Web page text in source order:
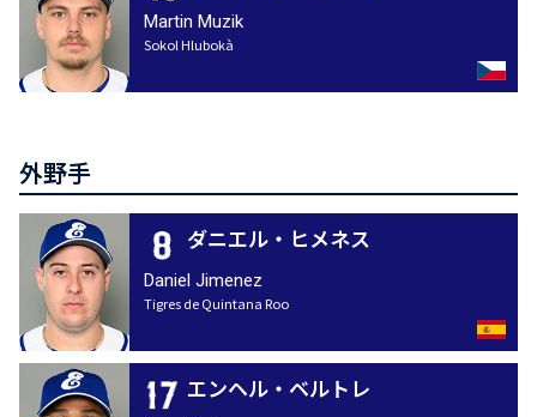
Martin Muzik
Sokol Hlubokà
外野手
ダニエル・ヒメネス
Daniel Jimenez
Tigres de Quintana Roo
エンヘル・ベルトレ